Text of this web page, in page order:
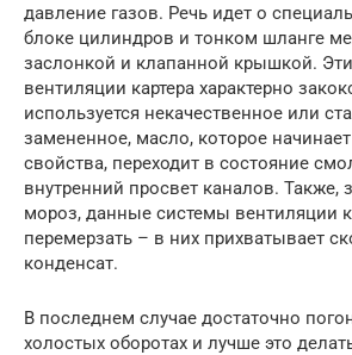
давление газов. Речь идет о
блоке цилиндров и тонком шланге
заслонкой и клапанной крышкой.
вентиляции картера характерно
используется некачественное или
замененное, масло, которое начинает
свойства, переходит в состояние
внутренний просвет каналов.
мороз, данные системы вентиляции
перемерзать – в них прихватывает
конденсат.
В последнем случае достаточно
холостых оборотах и лучше это